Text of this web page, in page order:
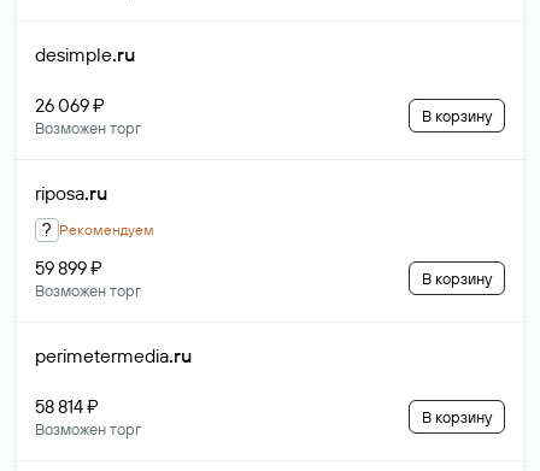
desimple.ru
26 069 ₽
Возможен торг
В корзину
riposa.ru
? Рекомендуем
59 899 ₽
Возможен торг
В корзину
perimetermedia.ru
58 814 ₽
Возможен торг
В корзину